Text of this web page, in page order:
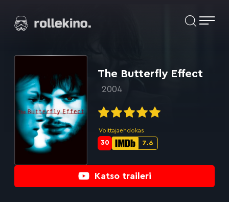
suoraan
Elokuvat ja elokuva-arviot | Rollekino.fi
Katso traileri
The Butterfly Effect
2004
Voittajaehdokas
IMDb-
7.6
Metascore-
30